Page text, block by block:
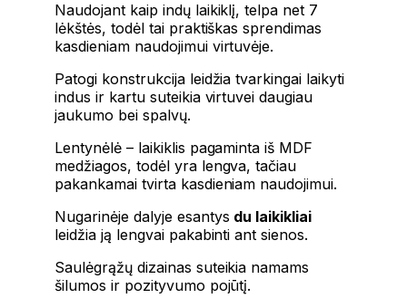
Naudojant kaip indų laikiklį, telpa net 7
lėkštės, todėl tai praktiškas sprendimas
kasdieniam naudojimui virtuvėje.
Patogi konstrukcija leidžia tvarkingai laikyti
indus ir kartu suteikia virtuvei daugiau
jaukumo bei spalvų.
Lentynėlė – laikiklis pagaminta iš MDF
medžiagos, todėl yra lengva, tačiau
pakankamai tvirta kasdieniam naudojimui.
Nugarinėje dalyje esantys du laikikliai
leidžia ją lengvai pakabinti ant sienos.
Saulėgrąžų dizainas suteikia namams
šilumos ir pozityvumo pojūtį.